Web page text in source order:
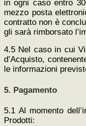
in ogni caso entro
mezzo posta
contratto non è
gli sarà rimborsato
4.5 Nel caso in cui
d’Acquisto,
le informazioni
5. Pagamento
5.1 Al momento
Prodotti: